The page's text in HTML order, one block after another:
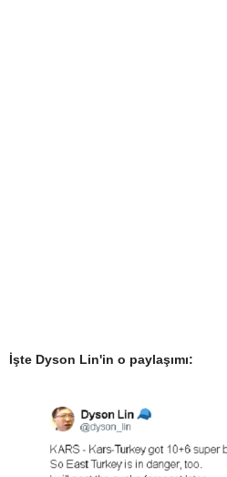
İşte Dyson Lin'in o paylaşımı: